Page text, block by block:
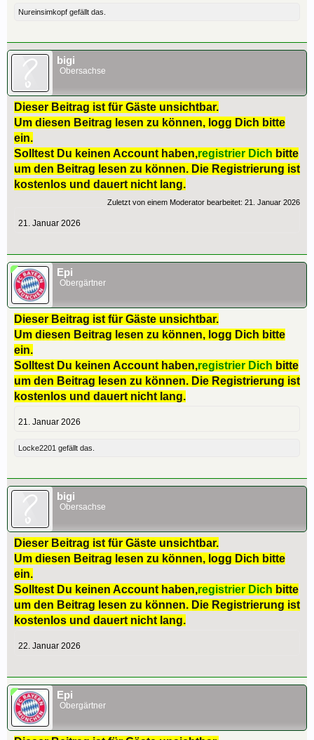
Nureinsimkopf gefällt das.
bigi
Obersachse
Dieser Beitrag ist für Gäste unsichtbar.
Um diesen Beitrag lesen zu können, logg Dich bitte
ein.
Solltest Du keinen Account haben,registrier Dich bitte
um den Beitrag lesen zu können. Die Registrierung ist
kostenlos und dauert nicht lang.
Zuletzt von einem Moderator bearbeitet: 21. Januar 2026
21. Januar 2026
Epi
Obergärtner
Dieser Beitrag ist für Gäste unsichtbar.
Um diesen Beitrag lesen zu können, logg Dich bitte
ein.
Solltest Du keinen Account haben,registrier Dich bitte
um den Beitrag lesen zu können. Die Registrierung ist
kostenlos und dauert nicht lang.
21. Januar 2026
Locke2201 gefällt das.
bigi
Obersachse
Dieser Beitrag ist für Gäste unsichtbar.
Um diesen Beitrag lesen zu können, logg Dich bitte
ein.
Solltest Du keinen Account haben,registrier Dich bitte
um den Beitrag lesen zu können. Die Registrierung ist
kostenlos und dauert nicht lang.
22. Januar 2026
Epi
Obergärtner